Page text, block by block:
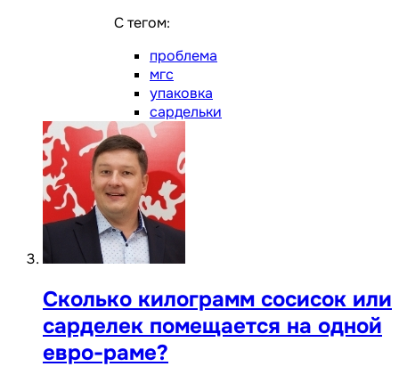
C тегом:
проблема
мгс
упаковка
сардельки
Сколько килограмм сосисок или
сарделек помещается на одной
евро-раме?